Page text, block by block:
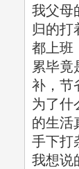
我父母
归的打
都上班
累毕竟
补，节
为了什
的生活
手下打
我想说